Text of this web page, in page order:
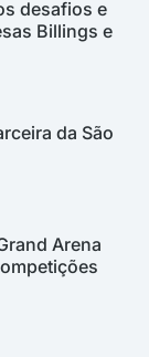
desafios e
Billings e
da São
Arena